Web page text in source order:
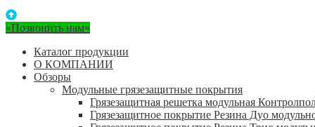
«Позвонить нам»
Каталог продукции
О КОМПАНИИ
Обзоры
Модульные грязезащитные покрытия
Грязезащитная решетка модульная
Грязезащитное покрытие Резина Дуо